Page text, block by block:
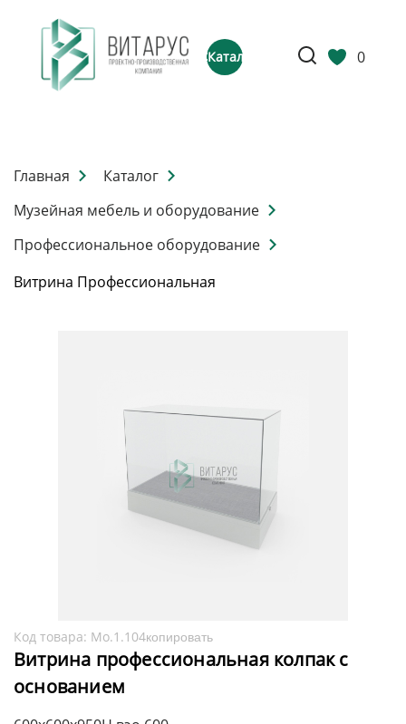
Каталог 0
Главная
Каталог
Музейная мебель и оборудование
Профессиональное оборудование
Витрина Профессиональная
Код товара: Мо.1.104копировать
Витрина профессиональная колпак с
основанием